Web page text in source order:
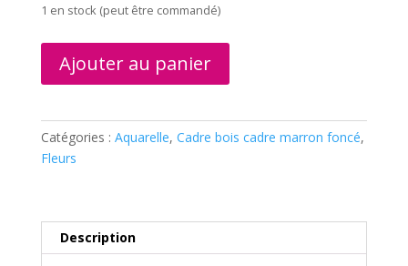
1 en stock (peut être commandé)
vieux
panier
fleurs
aimées
Ajouter au panier
Catégories : Aquarelle, Cadre bois cadre marron foncé,
Fleurs
Description